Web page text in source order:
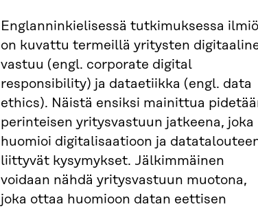
Englanninkielisessä tutkimuksessa
on kuvattu termeillä yritysten
vastuu (engl. corporate digital
responsibility) ja dataetiikka (engl. data
ethics). Näistä ensiksi mainittua
perinteisen yritysvastuun jatkeena, joka
huomioi digitalisaatioon ja
liittyvät kysymykset. Jälkimmäinen
voidaan nähdä yritysvastuun muotona,
joka ottaa huomioon datan eettisen